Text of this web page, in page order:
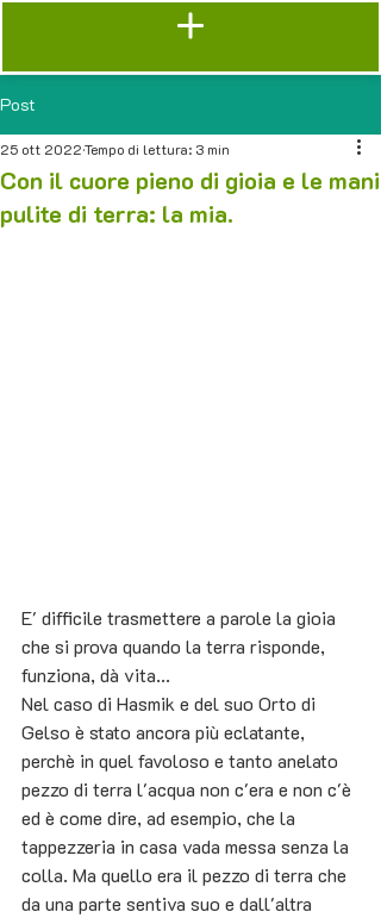
Post
Con il cuore pieno di gioia e le mani
pulite di terra: la mia.
25 ott 2022Tempo di lettura: 3 min
E' difficile trasmettere a parole la gioia
che si prova quando la terra risponde,
funziona, dà vita...
Nel caso di Hasmik e del suo Orto di
Gelso è stato ancora più eclatante,
perchè in quel favoloso e tanto anelato
pezzo di terra l'acqua non c'era e non c'è
ed è come dire, ad esempio, che la
tappezzeria in casa vada messa senza la
colla. Ma quello era il pezzo di terra che
da una parte sentiva suo e dall'altra